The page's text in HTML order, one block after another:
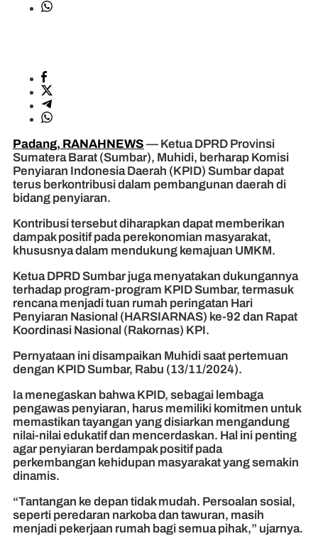
Padang, RANAHNEWS — Ketua DPRD Provinsi
Sumatera Barat (Sumbar), Muhidi, berharap Komisi
Penyiaran Indonesia Daerah (KPID) Sumbar dapat
terus berkontribusi dalam pembangunan daerah di
bidang penyiaran.
Kontribusi tersebut diharapkan dapat memberikan
dampak positif pada perekonomian masyarakat,
khususnya dalam mendukung kemajuan UMKM.
Ketua DPRD Sumbar juga menyatakan dukungannya
terhadap program-program KPID Sumbar, termasuk
rencana menjadi tuan rumah peringatan Hari
Penyiaran Nasional (HARSIARNAS) ke-92 dan Rapat
Koordinasi Nasional (Rakornas) KPI.
Pernyataan ini disampaikan Muhidi saat pertemuan
dengan KPID Sumbar, Rabu (13/11/2024).
Ia menegaskan bahwa KPID, sebagai lembaga
pengawas penyiaran, harus memiliki komitmen untuk
memastikan tayangan yang disiarkan mengandung
nilai-nilai edukatif dan mencerdaskan. Hal ini penting
agar penyiaran berdampak positif pada
perkembangan kehidupan masyarakat yang semakin
dinamis.
“Tantangan ke depan tidak mudah. Persoalan sosial,
seperti peredaran narkoba dan tawuran, masih
menjadi pekerjaan rumah bagi semua pihak,” ujarnya.